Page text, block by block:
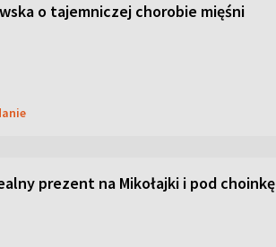
o tajemniczej chorobie mięśni
prezent na Mikołajki i pod choinkę